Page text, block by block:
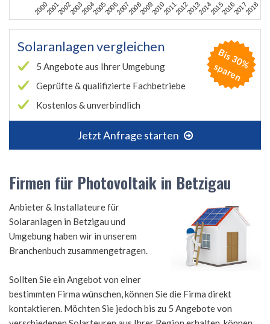
2000200120022003200420052006200720082009201020112012201320142015201620172018
Solaranlagen vergleichen
5 Angebote aus Ihrer Umgebung
Geprüfte & qualifizierte Fachbetriebe
Kostenlos & unverbindlich
Jetzt Anfrage starten
B
is
3
0
%
s
p
a
r
e
n
Firmen für Photovoltaik in Betzigau
Anbieter & Installateure für
Solaranlagen in Betzigau und
Umgebung haben wir in unserem
Branchenbuch zusammengetragen.
Sollten Sie ein Angebot von einer
bestimmten Firma wünschen, können Sie die Firma direkt
kontaktieren. Möchten Sie jedoch bis zu 5 Angebote von